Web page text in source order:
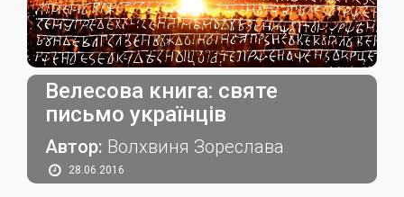
Велесова книга: святе
письмо українців
Автор: Волхвиня Зореслава
28.06.2016